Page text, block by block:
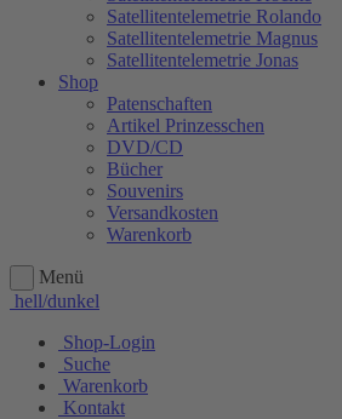
Satellitentelemetrie Rolando
Satellitentelemetrie Magnus
Satellitentelemetrie Jonas
Shop
Patenschaften
Artikel Prinzesschen
DVD/CD
Bücher
Souvenirs
Versandkosten
Warenkorb
Menü
hell/dunkel
Shop-Login
Suche
Warenkorb
Kontakt